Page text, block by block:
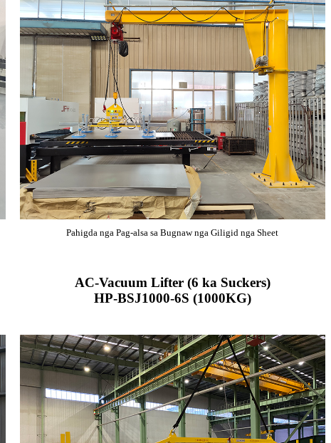
Pahigda nga Pag-alsa sa Bugnaw nga Giligid nga Sheet
AC-Vacuum Lifter (6 ka Suckers)
HP-BSJ1000-6S (1000KG)